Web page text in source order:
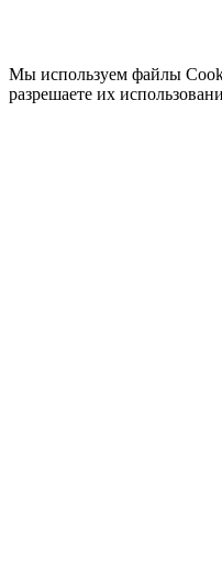
Мы используем файлы
разрешаете их